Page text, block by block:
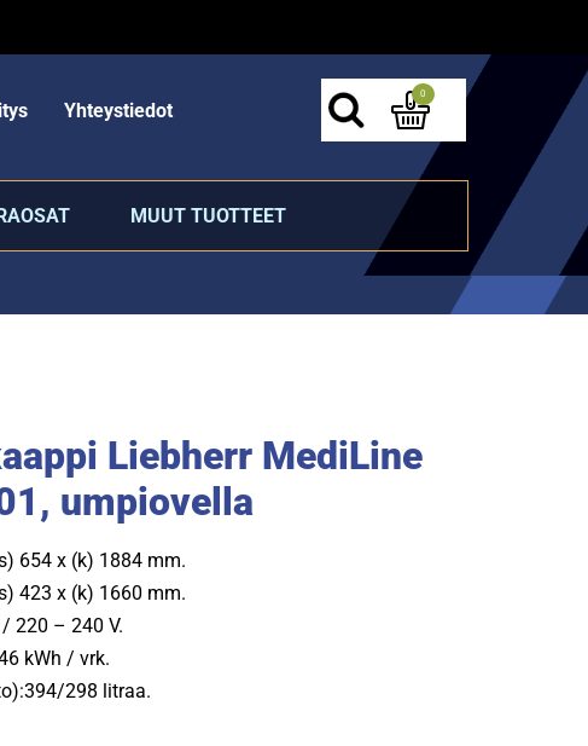
Yhteystiedot
0
MUUT TUOTTEET
Liebherr MediLine
umpiovella
654 x (k) 1884 mm.
423 x (k) 1660 mm.
220 – 240 V.
kWh / vrk.
298 litraa.